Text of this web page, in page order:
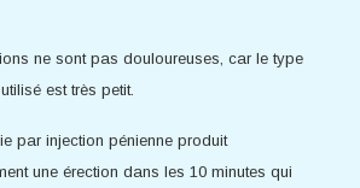
ne sont pas douloureuses, car le type
est très petit.
par injection pénienne produit
une érection dans les 10 minutes qui